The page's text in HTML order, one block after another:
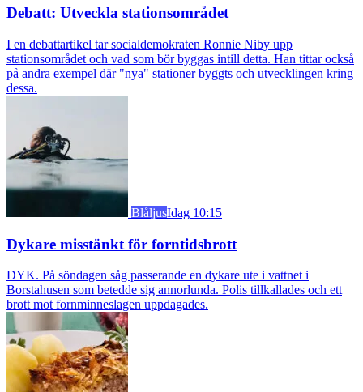
Debatt: Utveckla stationsområdet
I en debattartikel tar socialdemokraten Ronnie Niby upp
stationsområdet och vad som bör byggas intill detta. Han tittar också
på andra exempel där "nya" stationer byggts och utvecklingen kring
dessa.
BlåljusIdag 10:15
Dykare misstänkt för forntidsbrott
DYK. På söndagen såg passerande en dykare ute i vattnet i
Borstahusen som betedde sig annorlunda. Polis tillkallades och ett
brott mot fornminneslagen uppdagades.